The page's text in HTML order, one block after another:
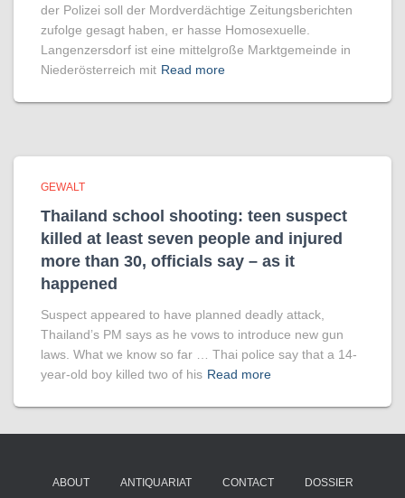
der Polizei soll der Mordverdächtige Zeitungsberichten
zufolge gesagt haben, er hasse Homosexuelle.
Langenzersdorf ist eine mittelgroße Marktgemeinde in
Niederösterreich mit Read more
GEWALT
Thailand school shooting: teen suspect
killed at least seven people and injured
more than 30, officials say – as it
happened
Suspect appeared to have planned deadly attack,
Thailand’s PM says as he vows to introduce new gun
laws. What we know so far … Thai police say that a 14-
year-old boy killed two of his Read more
ABOUT ANTIQUARIAT CONTACT DOSSIER